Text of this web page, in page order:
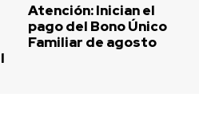
Atención: Inician el
pago del Bono Único
Familiar de agosto